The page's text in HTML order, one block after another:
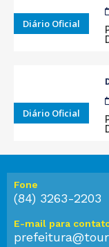
Diário Oficial
Diário Oficial
Fone
(84) 3263-2203
E-mail para